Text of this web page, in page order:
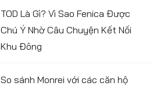
TOD Là Gì? Vì Sao Fenica Được
Chú Ý Nhờ Câu Chuyện Kết Nối
Khu Đông
So sánh Monrei với các căn hộ